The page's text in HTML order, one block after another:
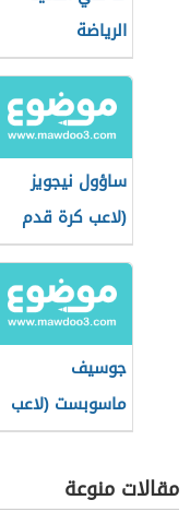
الرياضة
ساؤول نيجويز
(لاعب كرة قدم
إسباني)
جوسيف
ماسوبست (لاعب
كرة قدم تشيكي)
مقالات منوعة